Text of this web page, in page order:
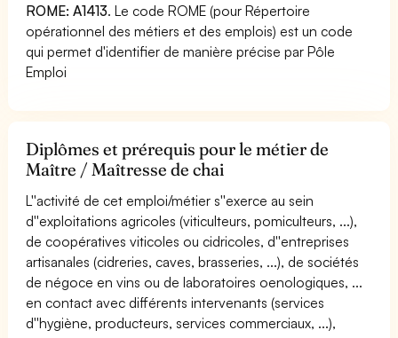
ROME: A1413. Le code ROME (pour Répertoire
opérationnel des métiers et des emplois) est un code
qui permet d'identifier de manière précise par Pôle
Emploi
Diplômes et prérequis pour le métier de
Maître / Maîtresse de chai
L''activité de cet emploi/métier s''exerce au sein
d''exploitations agricoles (viticulteurs, pomiculteurs, ...),
de coopératives viticoles ou cidricoles, d''entreprises
artisanales (cidreries, caves, brasseries, ...), de sociétés
de négoce en vins ou de laboratoires oenologiques, ...
en contact avec différents intervenants (services
d''hygiène, producteurs, services commerciaux, ...),